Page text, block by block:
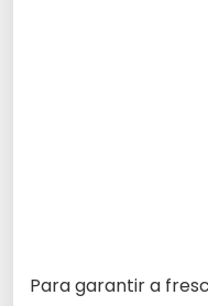
Para garantir a